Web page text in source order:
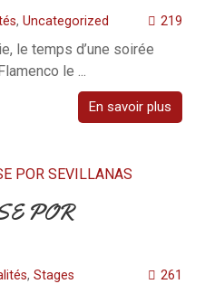
219
, Uncategorized
le temps d’une soirée
le ...
En savoir plus
POR
261
, Stages